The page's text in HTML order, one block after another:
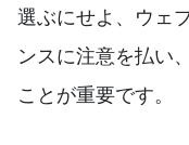
選ぶにせよ、ウェ
ンスに注意を払い
ことが重要です。